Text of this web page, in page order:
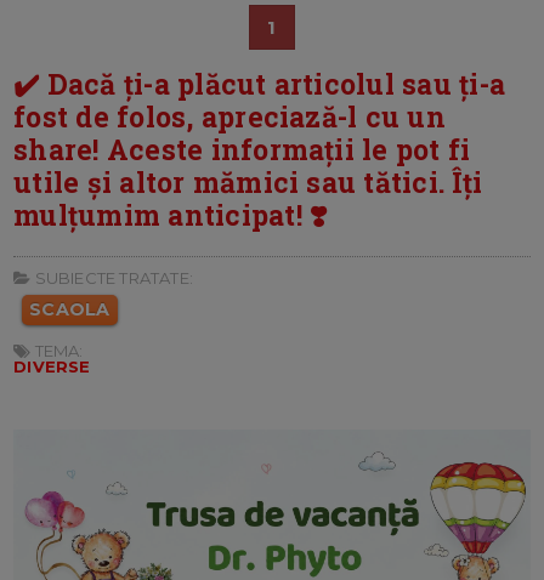
1
✔️ Dacă ți-a plăcut articolul sau ți-a
fost de folos, apreciază-l cu un
share! Aceste informații le pot fi
utile și altor mămici sau tătici. Îți
mulțumim anticipat! ❣️
SUBIECTE TRATATE:
SCAOLA
TEMA:
DIVERSE